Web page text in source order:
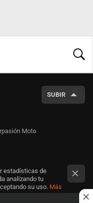
SUBIR
Moto
estadísticas de
analizando tu
su uso. Más